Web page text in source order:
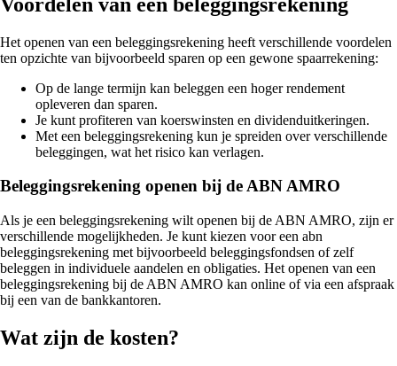
Het openen van een beleggingsrekening heeft verschillende voordelen
ten opzichte van bijvoorbeeld sparen op een gewone spaarrekening:
Op de lange termijn kan beleggen een hoger rendement
opleveren dan sparen.
Je kunt profiteren van koerswinsten en dividenduitkeringen.
Met een beleggingsrekening kun je spreiden over verschillende
beleggingen, wat het risico kan verlagen.
Beleggingsrekening openen bij de ABN AMRO
Als je een beleggingsrekening wilt openen bij de ABN AMRO, zijn er
verschillende mogelijkheden. Je kunt kiezen voor een abn
beleggingsrekening met bijvoorbeeld beleggingsfondsen of zelf
beleggen in individuele aandelen en obligaties. Het openen van een
beleggingsrekening bij de ABN AMRO kan online of via een afspraak
bij een van de bankkantoren.
Wat zijn de kosten?